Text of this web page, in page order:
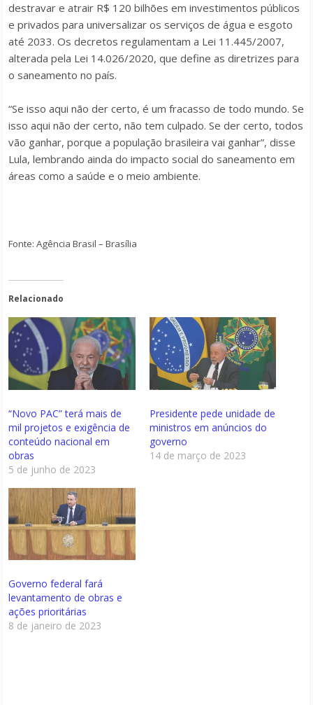
destravar e atrair R$ 120 bilhões em investimentos públicos
e privados para universalizar os serviços de água e esgoto
até 2033. Os decretos regulamentam a Lei 11.445/2007,
alterada pela Lei 14.026/2020, que define as diretrizes para
o saneamento no país.
“Se isso aqui não der certo, é um fracasso de todo mundo. Se
isso aqui não der certo, não tem culpado. Se der certo, todos
vão ganhar, porque a população brasileira vai ganhar”, disse
Lula, lembrando ainda do impacto social do saneamento em
áreas como a saúde e o meio ambiente.
Fonte: Agência Brasil – Brasília
Relacionado
“Novo PAC” terá mais de
mil projetos e exigência de
conteúdo nacional em
obras
5 de junho de 2023
Presidente pede unidade de
ministros em anúncios do
governo
14 de março de 2023
Governo federal fará
levantamento de obras e
ações prioritárias
8 de janeiro de 2023